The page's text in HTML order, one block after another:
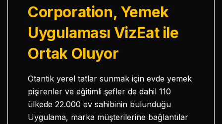
Corporation, Yemek
Uygulaması VizEat ile
Ortak Oluyor
Otantik yerel tatlar sunmak için evde yemek
pişirenler ve eğitimli şefler de dahil 110
ülkede 22.000 ev sahibinin bulunduğu
Uygulama, marka müşterilerine bağlantılar